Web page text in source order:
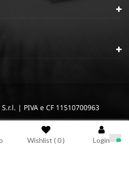
| PIVA e CF 11510700963
Policy Termini e condizioni |Cookie
Wishlist (0) Login